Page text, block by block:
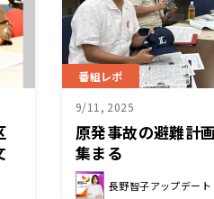
番組レポ
9/11, 2025
原発事故の避難計
集まる
長野智子アップデート